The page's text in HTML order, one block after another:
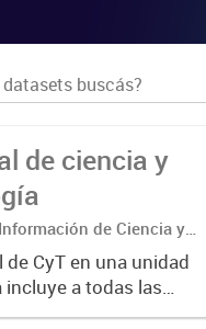
de ciencia y
de Ciencia y
(SICYTAR)
de CyT en una unidad
a todas las